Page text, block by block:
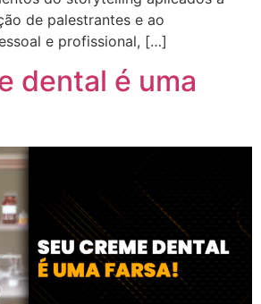
de palestrantes e ao
e profissional, […]
dental é uma